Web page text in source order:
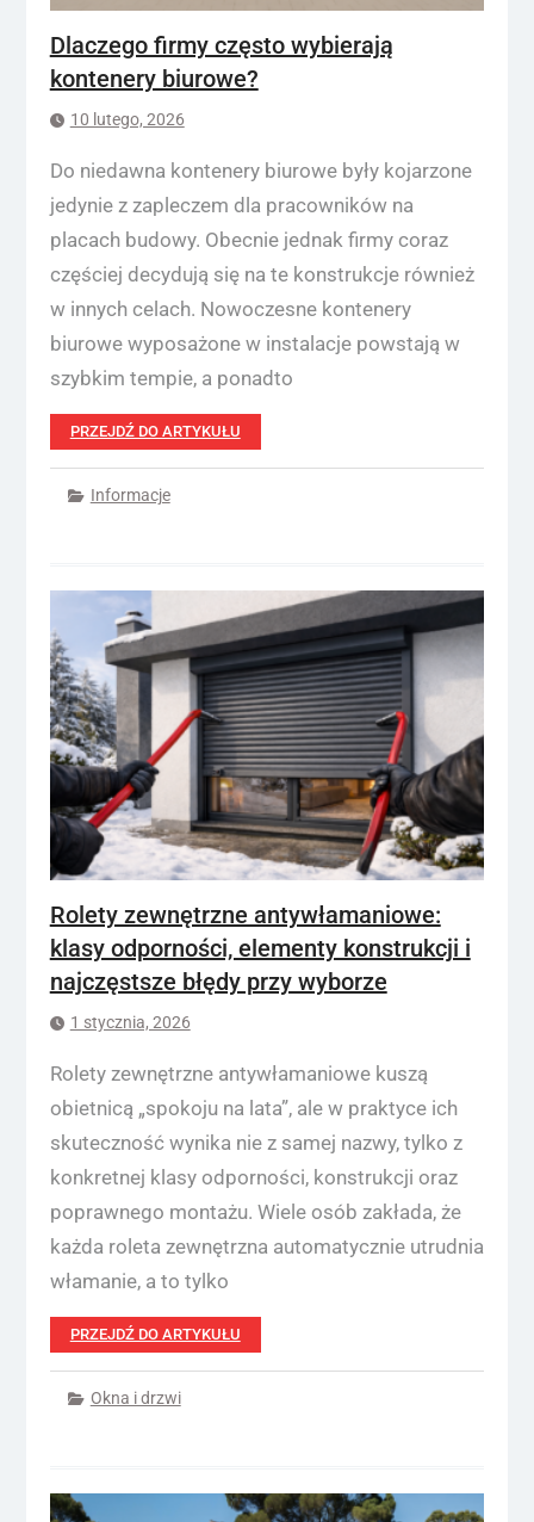
Dlaczego firmy często wybierają
kontenery biurowe?
10 lutego, 2026
Do niedawna kontenery biurowe były kojarzone
jedynie z zapleczem dla pracowników na
placach budowy. Obecnie jednak firmy coraz
częściej decydują się na te konstrukcje również
w innych celach. Nowoczesne kontenery
biurowe wyposażone w instalacje powstają w
szybkim tempie, a ponadto
PRZEJDŹ DO ARTYKUŁU
Informacje
Rolety zewnętrzne antywłamaniowe:
klasy odporności, elementy konstrukcji i
najczęstsze błędy przy wyborze
1 stycznia, 2026
Rolety zewnętrzne antywłamaniowe kuszą
obietnicą „spokoju na lata”, ale w praktyce ich
skuteczność wynika nie z samej nazwy, tylko z
konkretnej klasy odporności, konstrukcji oraz
poprawnego montażu. Wiele osób zakłada, że
każda roleta zewnętrzna automatycznie utrudnia
włamanie, a to tylko
PRZEJDŹ DO ARTYKUŁU
Okna i drzwi